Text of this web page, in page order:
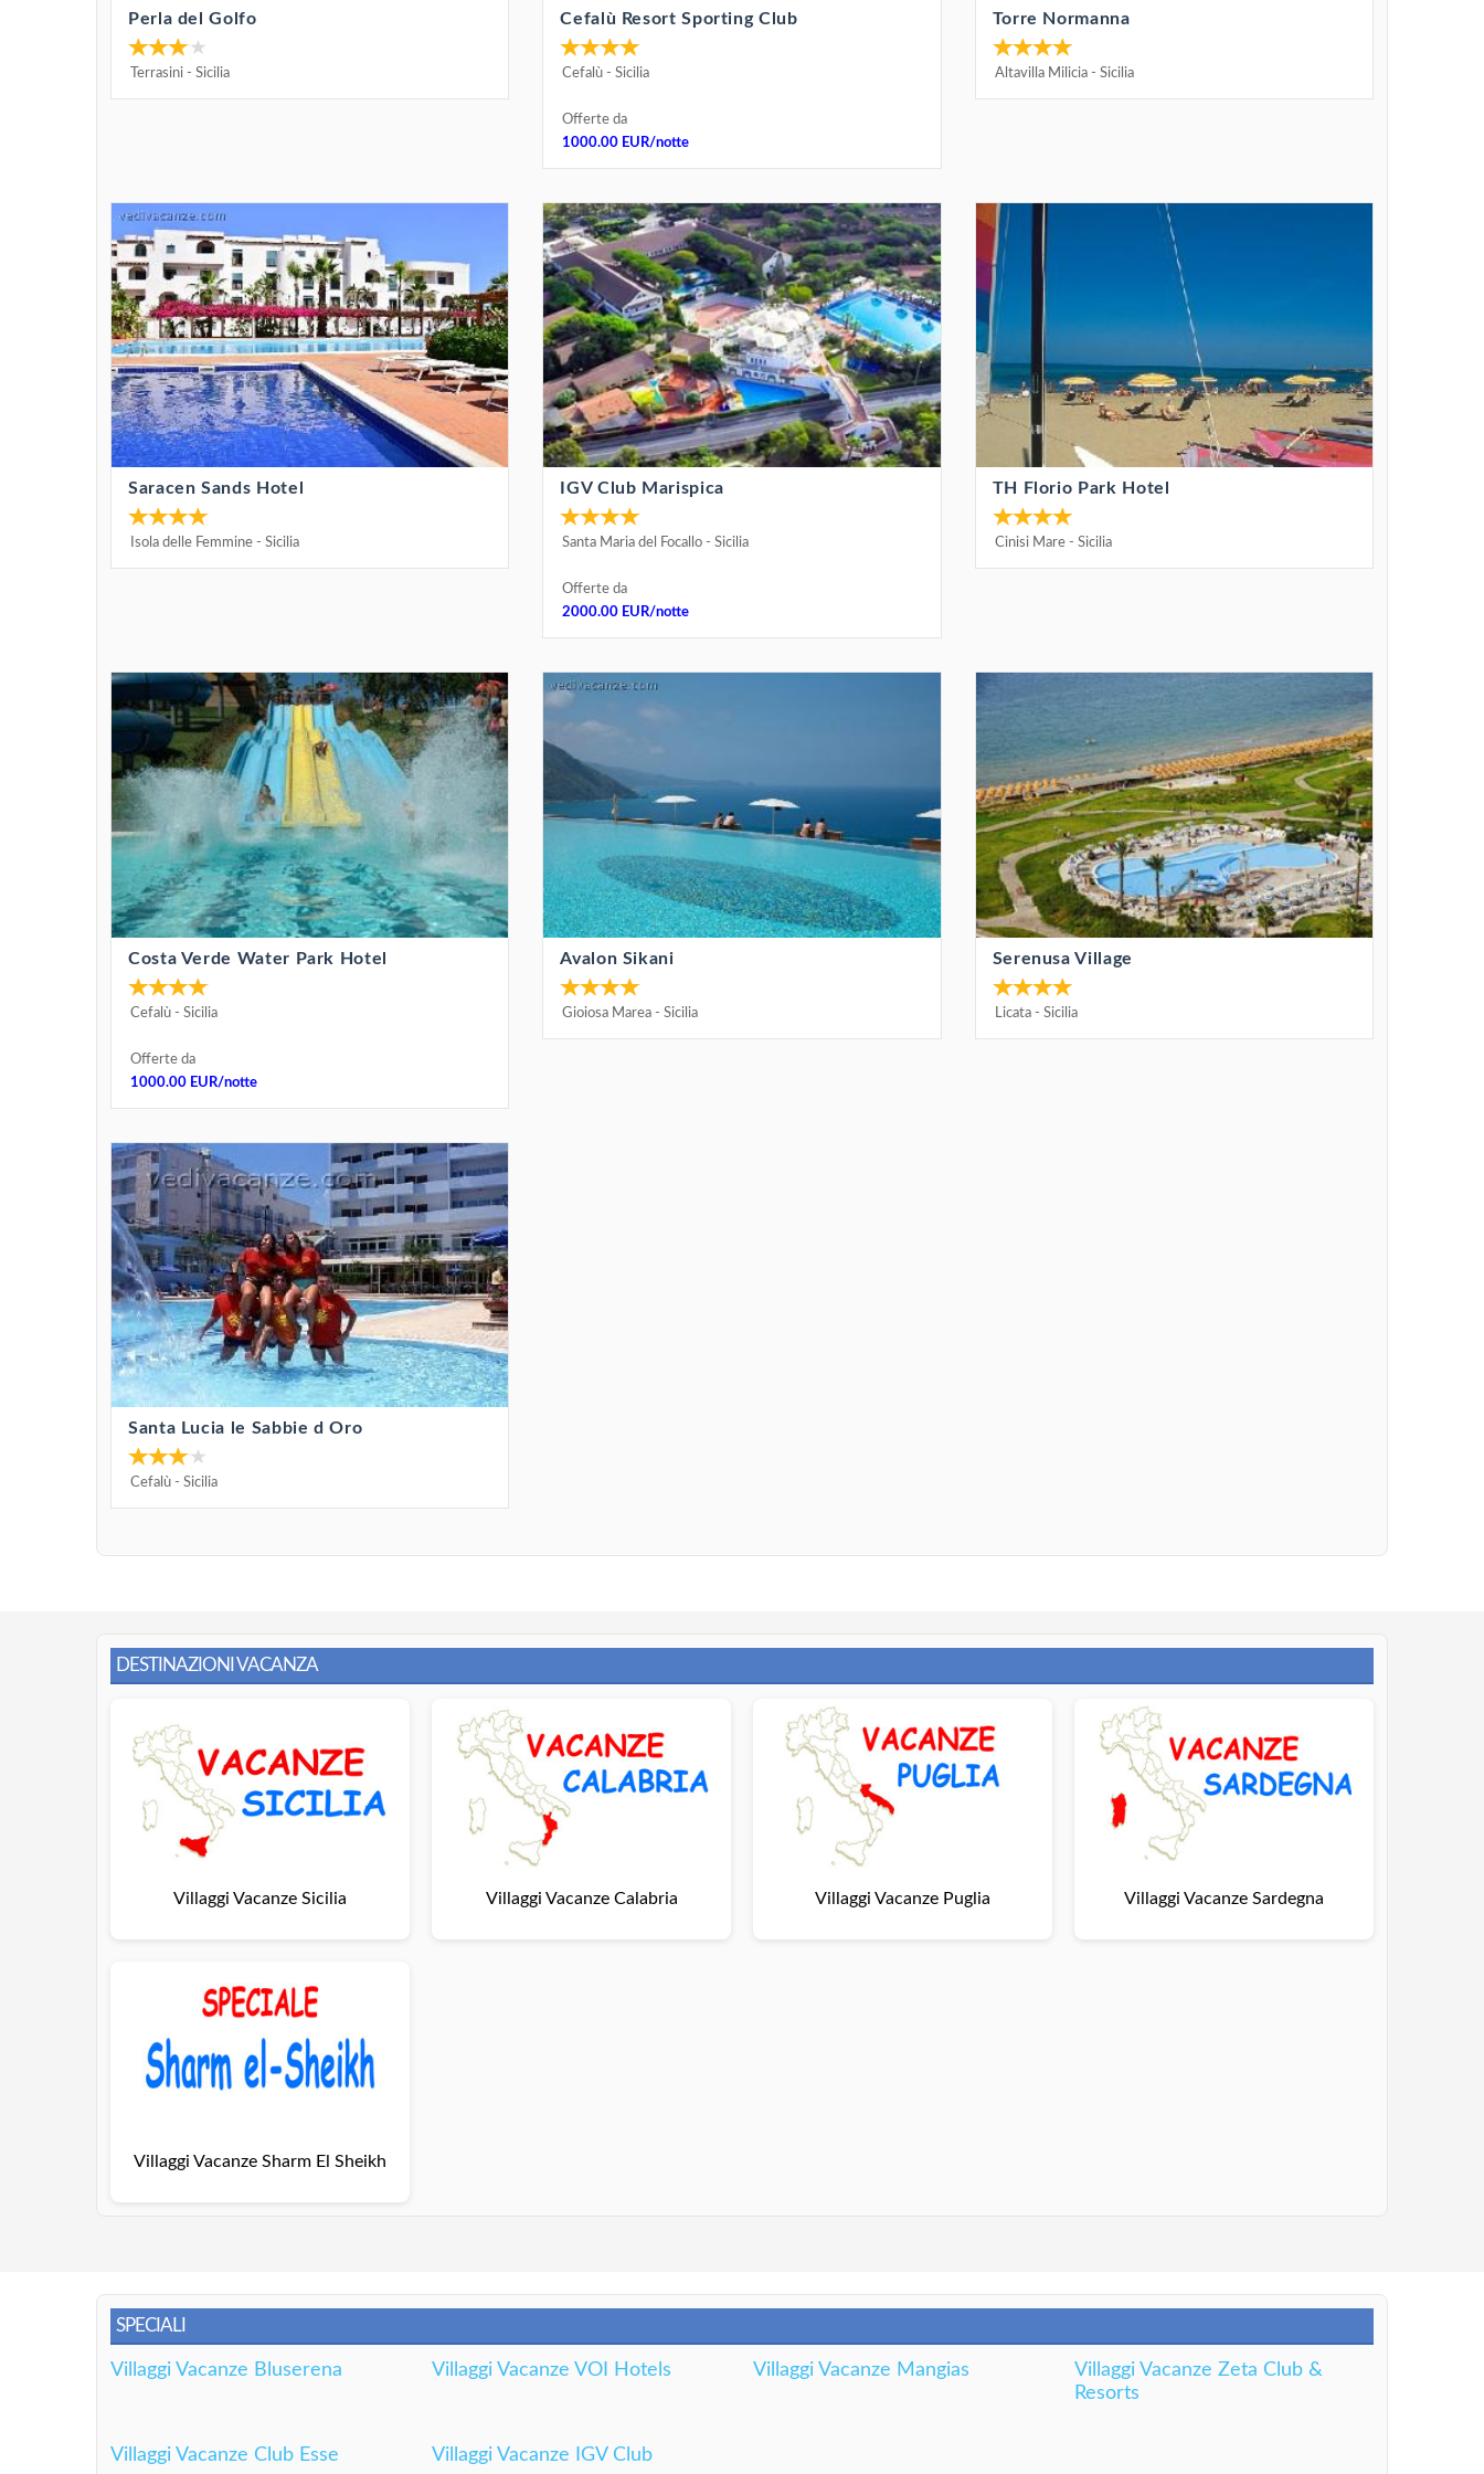
Perla del Golfo
Terrasini - Sicilia
Cefalù Resort Sporting Club
Cefalù -Sicilia
Offerte da
1000.00 EUR/notte
Torre Normanna
Altavilla Milicia- Sicilia
Saracen Sands Hotel
Isola delle Femmine - Sicilia
IGV Club Marispica
Santa Maria del Focallo -Sicilia
Offerte da
2000.00 EUR/notte
TH Florio Park Hotel
Cinisi Mare- Sicilia
Costa Verde Water Park Hotel
Cefalù - Sicilia
Offerte da
1000.00 EUR/notte
Avalon Sikani
Gioiosa Marea -Sicilia
Serenusa Village
Licata- Sicilia
Santa Lucia le Sabbie d Oro
Cefalù - Sicilia
DESTINAZIONI VACANZA
Villaggi Vacanze Sicilia Villaggi Vacanze Calabria Villaggi Vacanze Puglia Villaggi Vacanze Sardegna
Villaggi Vacanze Sharm El Sheikh
SPECIALI
Villaggi Vacanze Bluserena Villaggi Vacanze VOI Hotels Villaggi Vacanze Mangias
Villaggi Vacanze Zeta Club &
Resorts
Villaggi Vacanze Club Esse Villaggi Vacanze IGV Club